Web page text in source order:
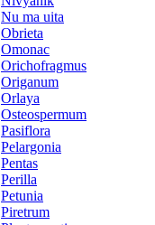
Nu ma uita
Obrieta
Omonac
Orichofragmus
Origanum
Orlaya
Osteospermum
Pasiflora
Pelargonia
Pentas
Perilla
Petunia
Piretrum